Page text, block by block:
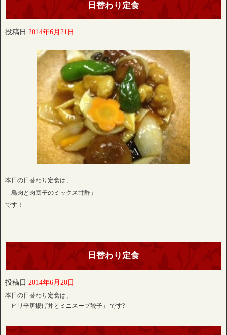
日替わり定食
投稿日 2014年6月21日
本日の日替わり定食は、
「鳥肉と肉団子のミックス甘酢」
です！
日替わり定食
投稿日 2014年6月20日
本日の日替わり定食は、
「ピリ辛唐揚げ丼とミニスープ餃子」 です?